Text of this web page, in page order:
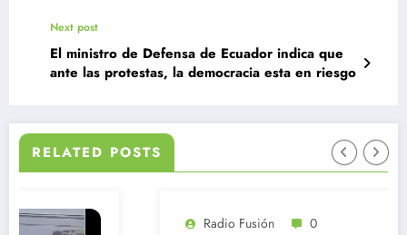
Next post
El ministro de Defensa de Ecuador indica que
ante las protestas, la democracia esta en riesgo
RELATED POSTS
Radio Fusión